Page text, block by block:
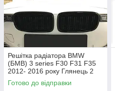
Решітка радіатора BMW
(БМВ) 3 series F30 F31 F35
2012- 2016 року Глянець 2
ребра Ніздрі BMW F30 F31
2012 - 2016
Готово до відправки